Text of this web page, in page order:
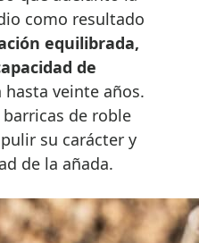
como resultado
equilibrada,
de
hasta veinte años.
de roble
su carácter y
de la añada.